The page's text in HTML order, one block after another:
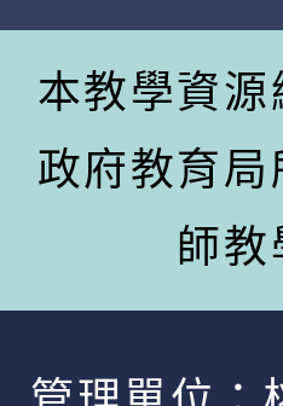
本教學資
政府教育
師